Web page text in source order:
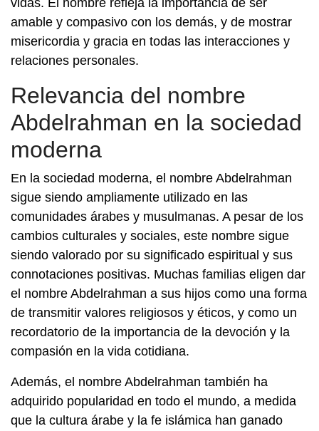
vidas. El nombre refleja la importancia de ser
amable y compasivo con los demás, y de mostrar
misericordia y gracia en todas las interacciones y
relaciones personales.
Relevancia del nombre
Abdelrahman en la sociedad
moderna
En la sociedad moderna, el nombre Abdelrahman
sigue siendo ampliamente utilizado en las
comunidades árabes y musulmanas. A pesar de los
cambios culturales y sociales, este nombre sigue
siendo valorado por su significado espiritual y sus
connotaciones positivas. Muchas familias eligen dar
el nombre Abdelrahman a sus hijos como una forma
de transmitir valores religiosos y éticos, y como un
recordatorio de la importancia de la devoción y la
compasión en la vida cotidiana.
Además, el nombre Abdelrahman también ha
adquirido popularidad en todo el mundo, a medida
que la cultura árabe y la fe islámica han ganado